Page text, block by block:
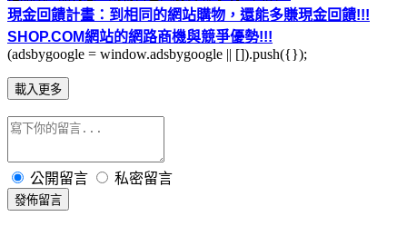
現金回饋計畫：到相同的網站購物，還能多賺現金回饋!!!
SHOP.COM網站的網路商機與競爭優勢!!!
(adsbygoogle = window.adsbygoogle || []).push({});
載入更多
公開留言 私密留言
發佈留言